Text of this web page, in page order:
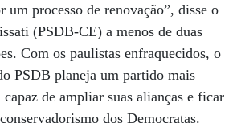
um processo de renovação”, disse o
(PSDB-CE) a menos de duas
Com os paulistas enfraquecidos, o
PSDB planeja um partido mais
de ampliar suas alianças e ficar
dos Democratas.